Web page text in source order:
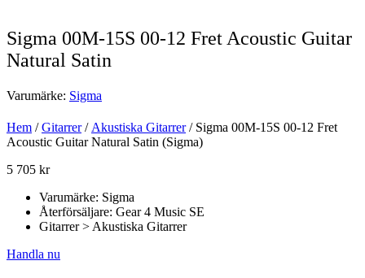
Sigma 00M-15S 00-12 Fret Acoustic Guitar
Natural Satin
Varumärke: Sigma
Hem /Gitarrer/Akustiska Gitarrer/ Sigma 00M-15S 00-12 Fret
Acoustic Guitar Natural Satin (Sigma)
5 705 kr
Varumärke: Sigma
Återförsäljare: Gear 4 Music SE
Gitarrer > Akustiska Gitarrer
Handla nu